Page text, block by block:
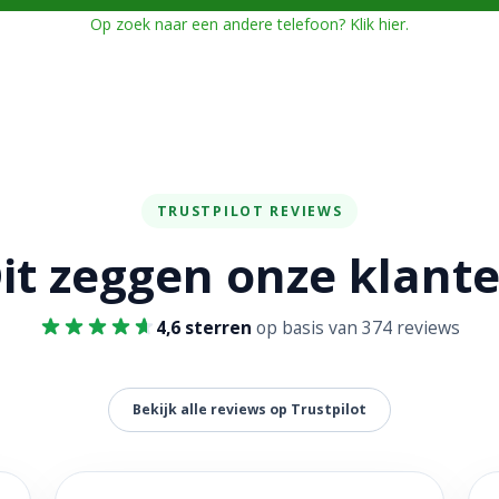
Op zoek naar een andere telefoon? Klik hier.
TRUSTPILOT REVIEWS
zeggen onze
4,6 sterren op basis van 374 reviews
Bekijk alle reviews op Trustpilot